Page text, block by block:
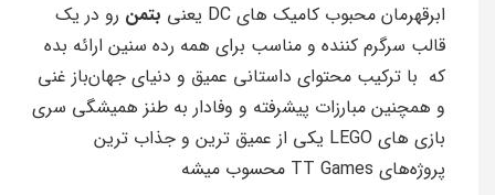
ابرقهرمان محبوب کامیک های DC یعنی
بتمن رو در یک
قالب سرگرم کننده و مناسب برای همه رده سنین ارائه بده
که با ترکیب محتوای داستانی عمیق و دنیای جهان‌باز غنی
و همچنین مبارزات پیشرفته و وفادار به طنز همیشگی سری
بازی های LEGO یکی از عمیق ترین و جذاب ترین
پروژه‌های TT Games محسوب میشه